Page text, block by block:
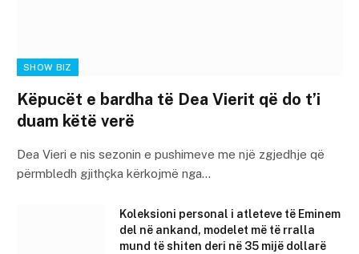
SHOW BIZ
Këpucët e bardha të Dea Vierit që do t’i
duam këtë verë
Dea Vieri e nis sezonin e pushimeve me një zgjedhje që
përmbledh gjithçka kërkojmë nga…
Koleksioni personal i atleteve të Eminem
del në ankand, modelet më të rralla
mund të shiten deri në 35 mijë dollarë